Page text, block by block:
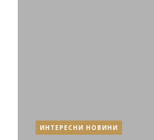
ИНТЕРЕСНИ НОВИНИ